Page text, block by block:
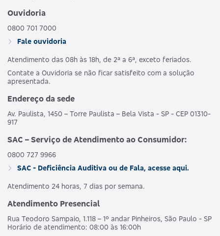
Ouvidoria
0800 701 7000
Fale ouvidoria
Atendimento das 08h às 18h, de 2ª a 6ª, exceto feriados.
Contate a Ouvidoria se não ficar satisfeito com a solução
apresentada.
Endereço da sede
Av. Paulista, 1450 – Torre Paulista – Bela Vista - SP - CEP 01310-
917
SAC – Serviço de Atendimento ao Consumidor:
0800 727 9966
SAC - Deficiência Auditiva ou de Fala, acesse aqui.
Atendimento 24 horas, 7 dias por semana.
Atendimento Presencial
Rua Teodoro Sampaio, 1.118 – 1º andar Pinheiros, São Paulo - SP
Horário de atendimento: 08:00 às 16:00h